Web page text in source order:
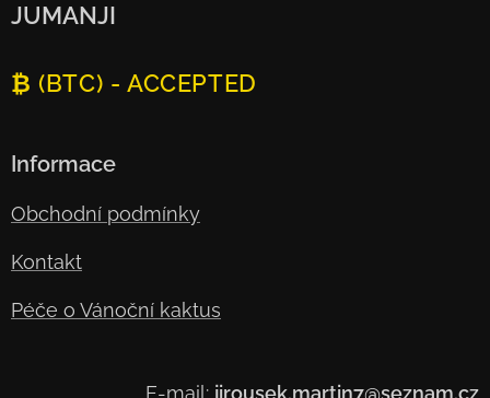
JUMANJI
₿ (BTC) - ACCEPTED
Informace
Obchodní podmínky
Kontakt
Péče o Vánoční kaktus
E-mail: jirousek.martin7@seznam.cz